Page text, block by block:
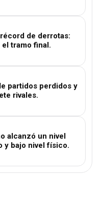
de derrotas:
tramo final.
partidos perdidos y
rivales.
alcanzó un nivel
y bajo nivel físico.